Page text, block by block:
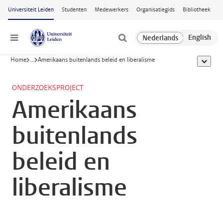
Ga naar hoofdinhoud
Universiteit Leiden Studenten Medewerkers Organisatiegids Bibliotheek
Menu
Home ... Amerikaans buitenlands beleid en liberalisme toon
ONDERZOEKSPROJECT
Amerikaans
buitenlands
beleid en
liberalisme